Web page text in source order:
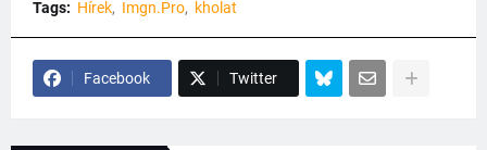
Tags: Hírek Imgn.Pro kholat
Facebook Twitter